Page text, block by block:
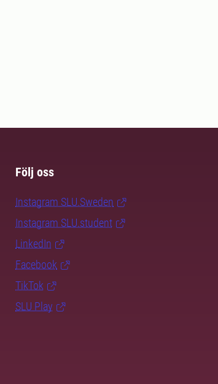
Följ oss
Instagram SLU.Sweden
Instagram SLU.student
LinkedIn
Facebook
TikTok
SLU Play